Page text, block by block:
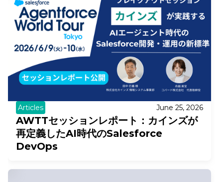
Articles June 25, 2026
AWTTセッションレポート：カインズが
再定義したAI時代のSalesforce
DevOps